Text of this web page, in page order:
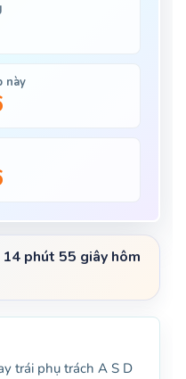
này
14 phút 54 giây hôm
trái phụ trách A S D